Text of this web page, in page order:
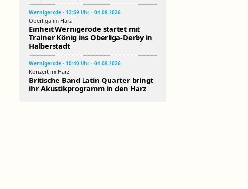
Wernigerode · 12:59 Uhr · 04.08.2026
Oberliga im Harz
Einheit Wernigerode startet mit
Trainer König ins Oberliga-Derby in
Halberstadt
Wernigerode · 10:40 Uhr · 04.08.2026
Konzert im Harz
Britische Band Latin Quarter bringt
ihr Akustikprogramm in den Harz